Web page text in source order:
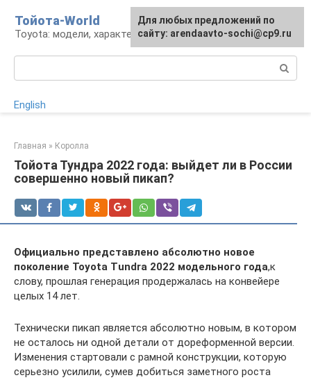
контенту
Тойота-World
Toyota: модели, характеристики, проблемы
English
Главная » Королла
Тойота Тундра 2022 года: выйдет ли в России
совершенно новый пикап?
Официально представлено абсолютно новое
поколение Toyota Tundra 2022 модельного года,к
слову, прошлая генерация продержалась на конвейере
целых 14 лет.
Технически пикап является абсолютно новым, в котором
не осталось ни одной детали от дореформенной версии.
Изменения стартовали с рамной конструкции, которую
серьезно усилили, сумев добиться заметного роста
Для любых предложений по
сайту: arendaavto-sochi@cp9.ru